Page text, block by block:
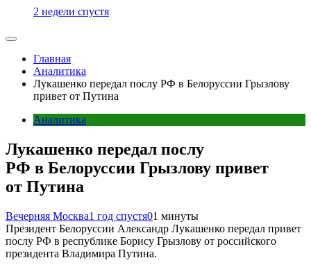
2 недели спустя
Главная
Аналитика
Лукашенко передал послу РФ в Белоруссии Грызлову
привет от Путина
Аналитика
Лукашенко передал послу
РФ в Белоруссии Грызлову привет
от Путина
Вечерняя Москва1 год спустя01 минуты
Президент Белоруссии Александр Лукашенко передал привет
послу РФ в республике Борису Грызлову от российского
президента Владимира Путина.